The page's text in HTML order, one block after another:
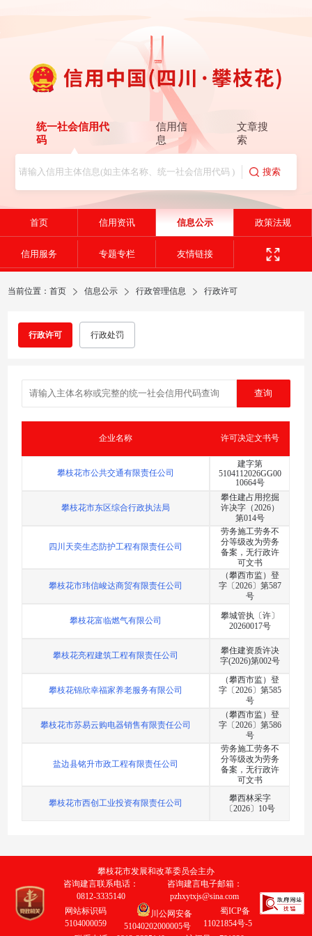
统一社会信用代
码
信用信
息
文章搜
索
首页 信用资讯 信息公示 政策法规
信用服务 专题专栏 友情链接
当前位置：首页 信息公示 行政管理信息 行政许可
行政许可 行政处罚
企业名称 许可决定文书号
攀枝花市公共交通有限责任公司
建字第
5104112026GG00
10664号
攀枝花市东区综合行政执法局
攀住建占用挖掘
许决字（2026）
第014号
四川天奕生态防护工程有限责任公司
劳务施工劳务不
分等级改为劳务
备案，无行政许
可文书
攀枝花市玮信峻达商贸有限责任公司
（攀西市监）登
字〔2026〕第587
号
攀枝花富临燃气有限公司
攀城管执〔许〕
20260017号
攀枝花亮程建筑工程有限责任公司
攀住建资质许决
字(2026)第002号
攀枝花锦欣幸福家养老服务有限公司
（攀西市监）登
字〔2026〕第585
号
攀枝花市苏易云购电器销售有限责任公司
（攀西市监）登
字〔2026〕第586
号
盐边县铭升市政工程有限责任公司
劳务施工劳务不
分等级改为劳务
备案，无行政许
可文书
攀枝花市西创工业投资有限责任公司
攀西林采字
〔2026〕10号
攀枝花市发展和改革委员会主办
咨询建言联系电话：
0812-3335140
咨询建言电子邮箱：
pzhxytxjs@sina.com
网站标识码
5104000059
川公网安备
51040202000005号
蜀ICP备
11021854号-5